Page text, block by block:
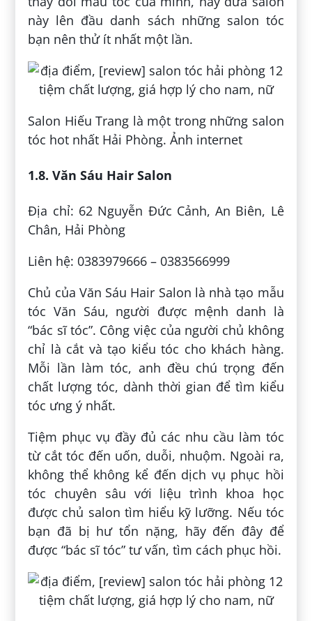
này lên đầu danh sách những salon tóc
bạn nên thử ít nhất một lần.
Salon Hiếu Trang là một trong những salon
tóc hot nhất Hải Phòng. Ảnh internet
1.8. Văn Sáu Hair Salon
Địa chỉ: 62 Nguyễn Đức Cảnh, An Biên, Lê
Chân, Hải Phòng
Liên hệ: 0383979666 – 0383566999
Chủ của Văn Sáu Hair Salon là nhà tạo mẫu
tóc Văn Sáu, người được mệnh danh là
“bác sĩ tóc”. Công việc của người chủ không
chỉ là cắt và tạo kiểu tóc cho khách hàng.
Mỗi lần làm tóc, anh đều chú trọng đến
chất lượng tóc, dành thời gian để tìm kiểu
tóc ưng ý nhất.
Tiệm phục vụ đầy đủ các nhu cầu làm tóc
từ cắt tóc đến uốn, duỗi, nhuộm. Ngoài ra,
không thể không kể đến dịch vụ phục hồi
tóc chuyên sâu với liệu trình khoa học
được chủ salon tìm hiểu kỹ lưỡng. Nếu tóc
bạn đã bị hư tổn nặng, hãy đến đây để
được “bác sĩ tóc” tư vấn, tìm cách phục hồi.